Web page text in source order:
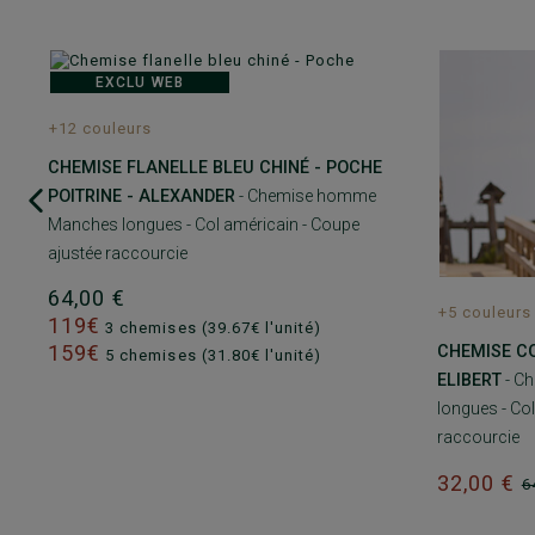
EXCLU WEB
+12 couleurs
CHEMISE FLANELLE BLEU CHINÉ - POCHE
POITRINE - ALEXANDER - Chemise homme
Manches longues - Col américain - Coupe
ajustée raccourcie
64,00 €
119€ 3 chemises (39.67€ l'unité)
159€ 5 chemises (31.80€ l'unité)
+5 couleurs
CHEMISE
ELIBERT-
longues -
raccourcie
32,00 €